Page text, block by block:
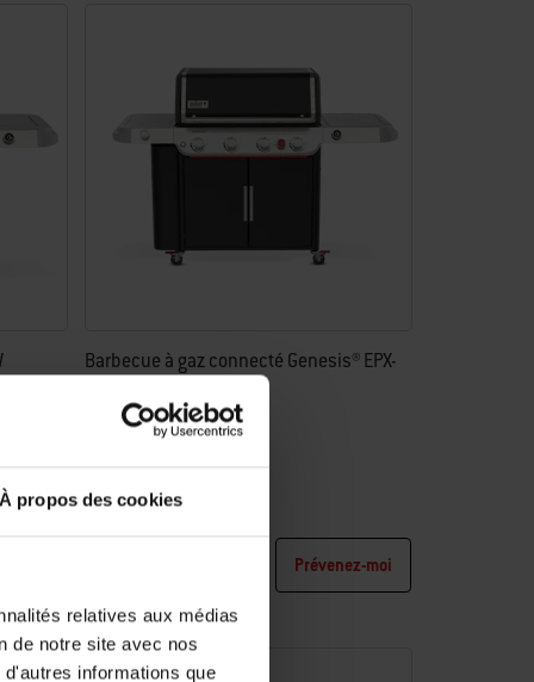
À propos des cookies
relatives aux médias
de notre site avec nos
informations que
Barbecue à gaz connecté Genesis® EPX-
4.2
1.949,00 €
TVA incluse
Color Options
Noir
Prévenez-moi